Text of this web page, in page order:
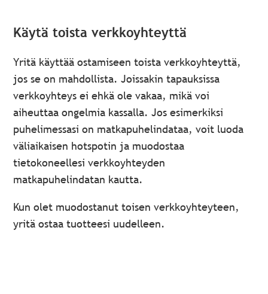
Käytä toista verkkoyhteyttä
Yritä käyttää ostamiseen toista verkkoyhteyttä,
jos se on mahdollista. Joissakin tapauksissa
verkkoyhteys ei ehkä ole vakaa, mikä voi
aiheuttaa ongelmia kassalla. Jos esimerkiksi
puhelimessasi on matkapuhelindataa, voit luoda
väliaikaisen hotspotin ja muodostaa
tietokoneellesi verkkoyhteyden
matkapuhelindatan kautta.
Kun olet muodostanut toisen verkkoyhteyteen,
yritä ostaa tuotteesi uudelleen.